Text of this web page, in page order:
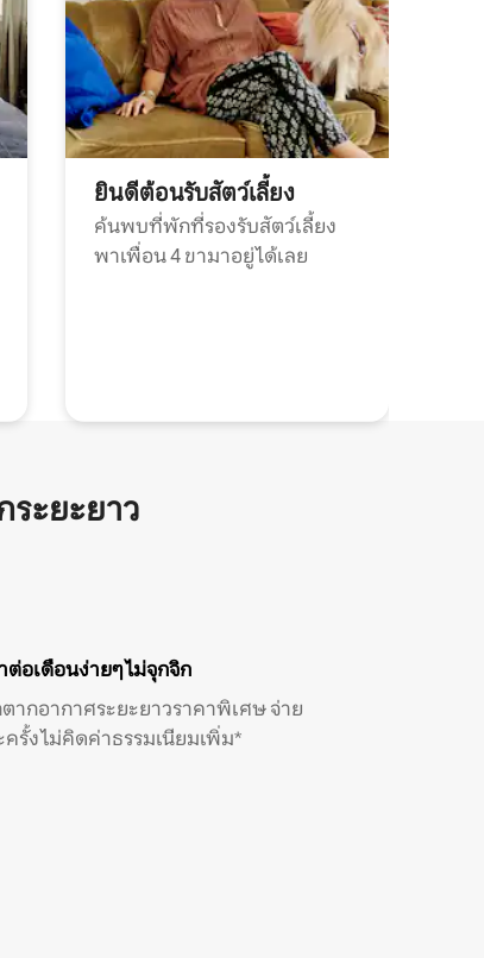
ยินดีต้อนรับสัตว์เลี้ยง
ค้นพบที่พักที่รองรับสัตว์เลี้ยง
พาเพื่อน 4 ขามาอยู่ได้เลย
ะยะยาว
ต่อเดือนง่ายๆ ไม่จุกจิก
ากอากาศระยะยาวราคาพิเศษ จ่าย
ครั้ง ไม่คิดค่าธรรมเนียมเพิ่ม*